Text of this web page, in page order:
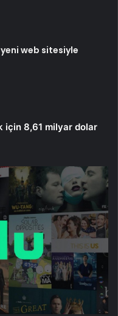
web sitesiyle
için 8,61 milyar dolar